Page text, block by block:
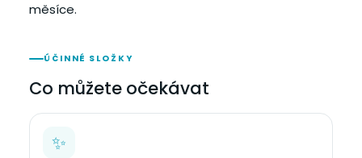
měsíce.
ÚČINNÉ SLOŽKY
Co můžete očekávat
✨